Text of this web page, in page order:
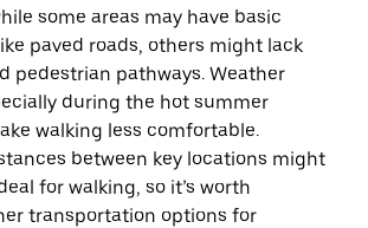
some areas may have basic
paved roads, others might lack
pedestrian pathways. Weather
during the hot summer
walking less comfortable.
between key locations might
for walking, so it’s worth
transportation options for